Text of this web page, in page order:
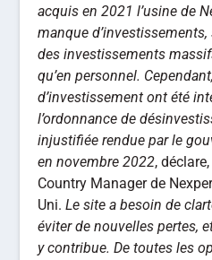
acquis en 2021 l’usine de
manque
des investissements
qu’en personnel.
d’investissement ont été
l’ordonnance de
injustifiée rendue par le
en novembre 2022,
Country Manager de
Uni.Le site a besoin de
éviter de nouvelles pertes,
y contribue. De toutes les